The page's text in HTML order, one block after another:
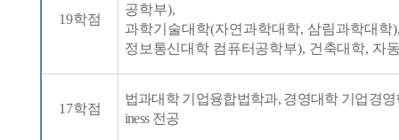
19학점
공학부),
과학기술대학(자연과학대학, 삼림과학대학
정보통신대학 컴퓨터공학부), 건축대학, 자
17학점
법과대학 기업융합법학과, 경영대학 기업경영
iness 전공